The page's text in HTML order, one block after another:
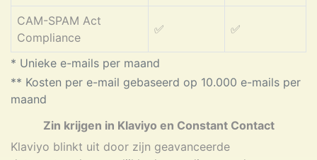
* Unieke e-mails per maand
** Kosten per e-mail gebaseerd op 10.000 e-mails per
maand
CAM-SPAM Act
Compliance
✅ ✅
Zin krijgen in Klaviyo en Constant Contact
Klaviyo blinkt uit door zijn geavanceerde